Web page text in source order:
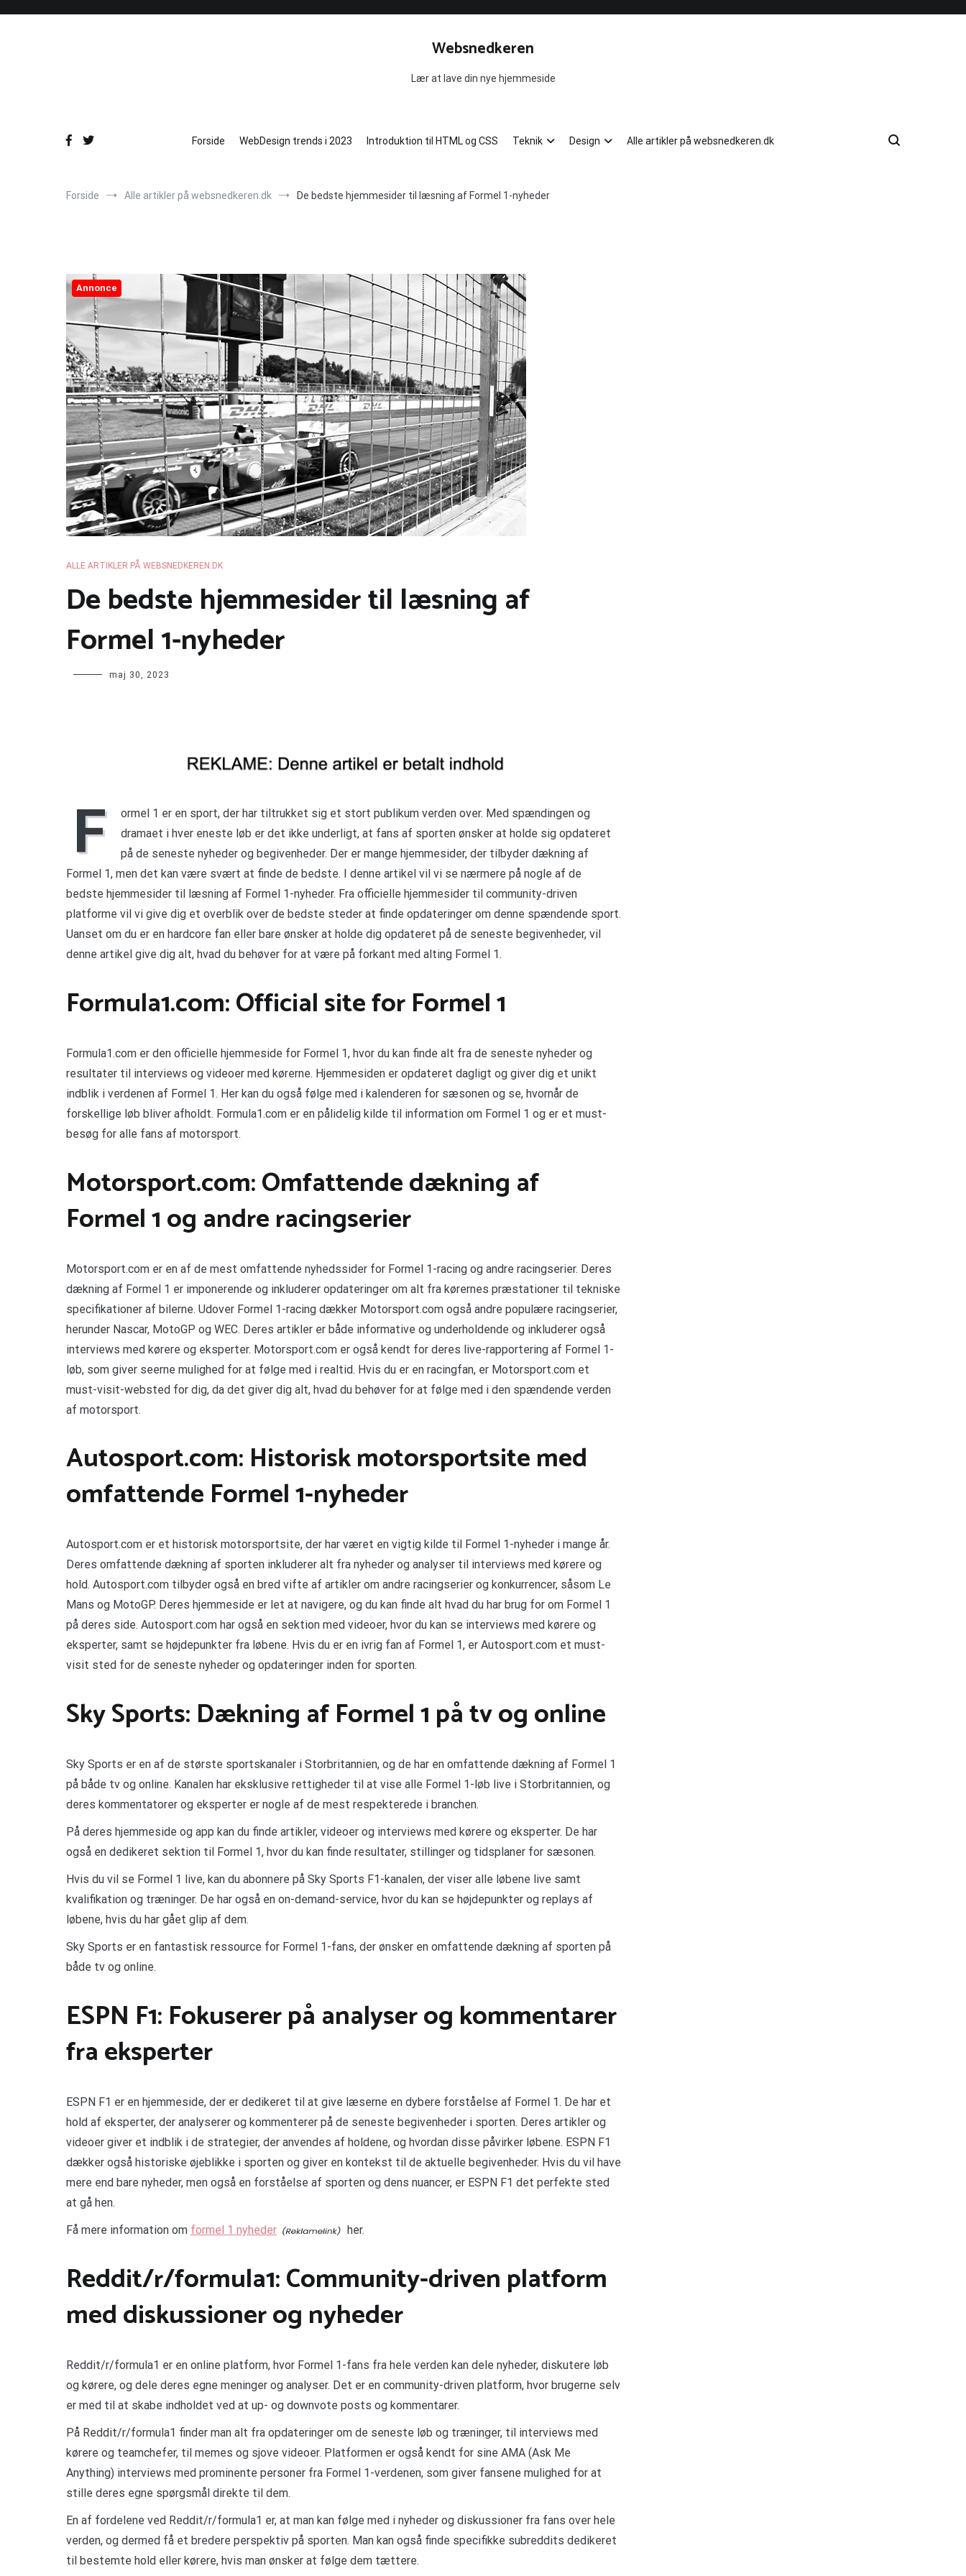
Websnedkeren
Lær at lave din nye hjemmeside
Forside WebDesign trends i 2023 Introduktion til HTML og CSS Teknik Design Alle artikler på websnedkeren.dk
Forside Alle artikler på websnedkeren.dk De bedste hjemmesider til læsning af Formel 1-nyheder
Annonce
ALLE ARTIKLER PÅ WEBSNEDKEREN.DK
De bedste hjemmesider til læsning af
Formel 1-nyheder
maj 30, 2023
F
ormel 1 er en sport, der har tiltrukket sig et stort publikum verden over. Med spændingen og
dramaet i hver eneste løb er det ikke underligt, at fans af sporten ønsker at holde sig opdateret
på de seneste nyheder og begivenheder. Der er mange hjemmesider, der tilbyder dækning af
Formel 1, men det kan være svært at finde de bedste. I denne artikel vil vi se nærmere på nogle af de
bedste hjemmesider til læsning af Formel 1-nyheder. Fra officielle hjemmesider til community-driven
platforme vil vi give dig et overblik over de bedste steder at finde opdateringer om denne spændende sport.
Uanset om du er en hardcore fan eller bare ønsker at holde dig opdateret på de seneste begivenheder, vil
denne artikel give dig alt, hvad du behøver for at være på forkant med alting Formel 1.
Formula1.com: Official site for Formel 1
Formula1.com er den officielle hjemmeside for Formel 1, hvor du kan finde alt fra de seneste nyheder og
resultater til interviews og videoer med kørerne. Hjemmesiden er opdateret dagligt og giver dig et unikt
indblik i verdenen af Formel 1. Her kan du også følge med i kalenderen for sæsonen og se, hvornår de
forskellige løb bliver afholdt. Formula1.com er en pålidelig kilde til information om Formel 1 og er et must-
besøg for alle fans af motorsport.
Motorsport.com: Omfattende dækning af
Formel 1 og andre racingserier
Motorsport.com er en af de mest omfattende nyhedssider for Formel 1-racing og andre racingserier. Deres
dækning af Formel 1 er imponerende og inkluderer opdateringer om alt fra kørernes præstationer til tekniske
specifikationer af bilerne. Udover Formel 1-racing dækker Motorsport.com også andre populære racingserier,
herunder Nascar, MotoGP og WEC. Deres artikler er både informative og underholdende og inkluderer også
interviews med kørere og eksperter. Motorsport.com er også kendt for deres live-rapportering af Formel 1-
løb, som giver seerne mulighed for at følge med i realtid. Hvis du er en racingfan, er Motorsport.com et
must-visit-websted for dig, da det giver dig alt, hvad du behøver for at følge med i den spændende verden
af motorsport.
Autosport.com: Historisk motorsportsite med
omfattende Formel 1-nyheder
Autosport.com er et historisk motorsportsite, der har været en vigtig kilde til Formel 1-nyheder i mange år.
Deres omfattende dækning af sporten inkluderer alt fra nyheder og analyser til interviews med kørere og
hold. Autosport.com tilbyder også en bred vifte af artikler om andre racingserier og konkurrencer, såsom Le
Mans og MotoGP. Deres hjemmeside er let at navigere, og du kan finde alt hvad du har brug for om Formel 1
på deres side. Autosport.com har også en sektion med videoer, hvor du kan se interviews med kørere og
eksperter, samt se højdepunkter fra løbene. Hvis du er en ivrig fan af Formel 1, er Autosport.com et must-
visit sted for de seneste nyheder og opdateringer inden for sporten.
Sky Sports: Dækning af Formel 1 på tv og online
Sky Sports er en af ​​de største sportskanaler i Storbritannien, og de har en omfattende dækning af Formel 1
på både tv og online. Kanalen har eksklusive rettigheder til at vise alle Formel 1-løb live i Storbritannien, og
deres kommentatorer og eksperter er nogle af de mest respekterede i branchen.
På deres hjemmeside og app kan du finde artikler, videoer og interviews med kørere og eksperter. De har
også en dedikeret sektion til Formel 1, hvor du kan finde resultater, stillinger og tidsplaner for sæsonen.
Hvis du vil se Formel 1 live, kan du abonnere på Sky Sports F1-kanalen, der viser alle løbene live samt
kvalifikation og træninger. De har også en on-demand-service, hvor du kan se højdepunkter og replays af
løbene, hvis du har gået glip af dem.
Sky Sports er en fantastisk ressource for Formel 1-fans, der ønsker en omfattende dækning af sporten på
både tv og online.
ESPN F1: Fokuserer på analyser og kommentarer
fra eksperter
ESPN F1 er en hjemmeside, der er dedikeret til at give læserne en dybere forståelse af Formel 1. De har et
hold af eksperter, der analyserer og kommenterer på de seneste begivenheder i sporten. Deres artikler og
videoer giver et indblik i de strategier, der anvendes af holdene, og hvordan disse påvirker løbene. ESPN F1
dækker også historiske øjeblikke i sporten og giver en kontekst til de aktuelle begivenheder. Hvis du vil have
mere end bare nyheder, men også en forståelse af sporten og dens nuancer, er ESPN F1 det perfekte sted
at gå hen.
Få mere information om formel 1 nyheder her.
Reddit/r/formula1: Community-driven platform
med diskussioner og nyheder
Reddit/r/formula1 er en online platform, hvor Formel 1-fans fra hele verden kan dele nyheder, diskutere løb
og kørere, og dele deres egne meninger og analyser. Det er en community-driven platform, hvor brugerne selv
er med til at skabe indholdet ved at up- og downvote posts og kommentarer.
På Reddit/r/formula1 finder man alt fra opdateringer om de seneste løb og træninger, til interviews med
kørere og teamchefer, til memes og sjove videoer. Platformen er også kendt for sine AMA (Ask Me
Anything) interviews med prominente personer fra Formel 1-verdenen, som giver fansene mulighed for at
stille deres egne spørgsmål direkte til dem.
En af fordelene ved Reddit/r/formula1 er, at man kan følge med i nyheder og diskussioner fra fans over hele
verden, og dermed få et bredere perspektiv på sporten. Man kan også finde specifikke subreddits dedikeret
til bestemte hold eller kørere, hvis man ønsker at følge dem tættere.